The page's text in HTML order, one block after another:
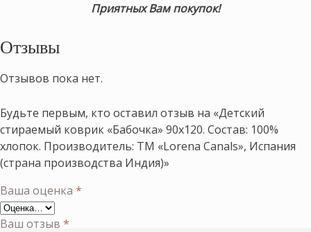
Приятных Вам покупок!
Отзывы
Отзывов пока нет.
Будьте первым, кто оставил отзыв на «Детский
стираемый коврик «Бабочка» 90х120. Состав: 100%
хлопок. Производитель: ТМ «Lorena Canals», Испания
(страна производства Индия)»
Ваша оценка *
Ваш отзыв *